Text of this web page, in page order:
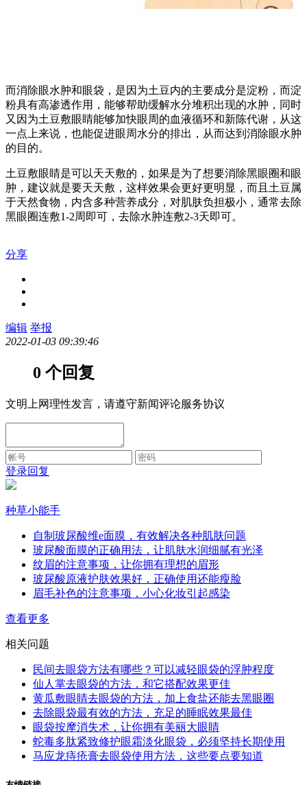
而消除眼水肿和眼袋，是因为土豆内的主要成分是淀粉，而淀
粉具有高渗透作用，能够帮助缓解水分堆积出现的水肿，同时
又因为土豆敷眼睛能够加快眼周的血液循环和新陈代谢，从这
一点上来说，也能促进眼周水分的排出，从而达到消除眼水肿
的目的。
土豆敷眼睛是可以天天敷的，如果是为了想要消除黑眼圈和眼
肿，建议就是要天天敷，这样效果会更好更明显，而且土豆属
于天然食物，内含多种营养成分，对肌肤负担极小，通常去除
黑眼圈连敷1-2周即可，去除水肿连敷2-3天即可。
分享
编辑 举报
2022-01-03 09:39:46
0 个回复
文明上网理性发言，请遵守新闻评论服务协议
登录回复
种草小能手
自制玻尿酸维e面膜，有效解决各种肌肤问题
玻尿酸面膜的正确用法，让肌肤水润细腻有光泽
纹眉的注意事项，让你拥有理想的眉形
玻尿酸原液护肤效果好，正确使用还能瘦脸
眉毛补色的注意事项，小心化妆引起感染
查看更多
相关问题
民间去眼袋方法有哪些？可以减轻眼袋的浮肿程度
仙人掌去眼袋的方法，和它搭配效果更佳
黄瓜敷眼睛去眼袋的方法，加上食盐还能去黑眼圈
去除眼袋最有效的方法，充足的睡眠效果最佳
眼袋按摩消失术，让你拥有美丽大眼睛
蛇毒多肽紧致修护眼霜淡化眼袋，必须坚持长期使用
马应龙痔疮膏去眼袋使用方法，这些要点要知道